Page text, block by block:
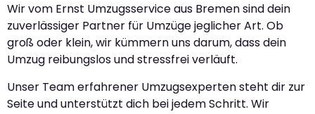
Wir vom Ernst Umzugsservice aus Bremen sind dein
zuverlässiger Partner für Umzüge jeglicher Art. Ob
groß oder klein, wir kümmern uns darum, dass dein
Umzug reibungslos und stressfrei verläuft.
Unser Team erfahrener Umzugsexperten steht dir zur
Seite und unterstützt dich bei jedem Schritt. Wir